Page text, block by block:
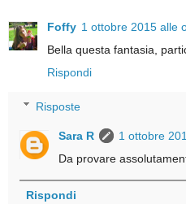
Foffy 1 ottobre 2015 alle
Bella questa fantasia,
Rispondi
Risposte
Sara R
1 ottobre
Da provare
Rispondi